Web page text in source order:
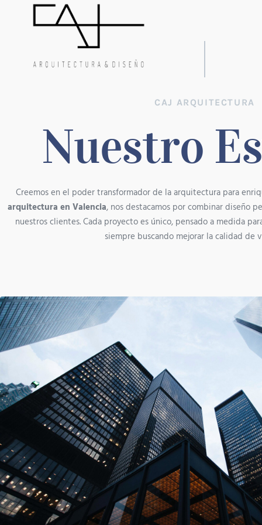
CAJ ARQUITECTURA
Nuestro
Creemos en el poder transformador de la arquitectura para
arquitectura en Valencia, nos destacamos por combinar diseño
nuestros clientes. Cada proyecto es único, pensado a medida
siempre buscando mejorar la calidad de